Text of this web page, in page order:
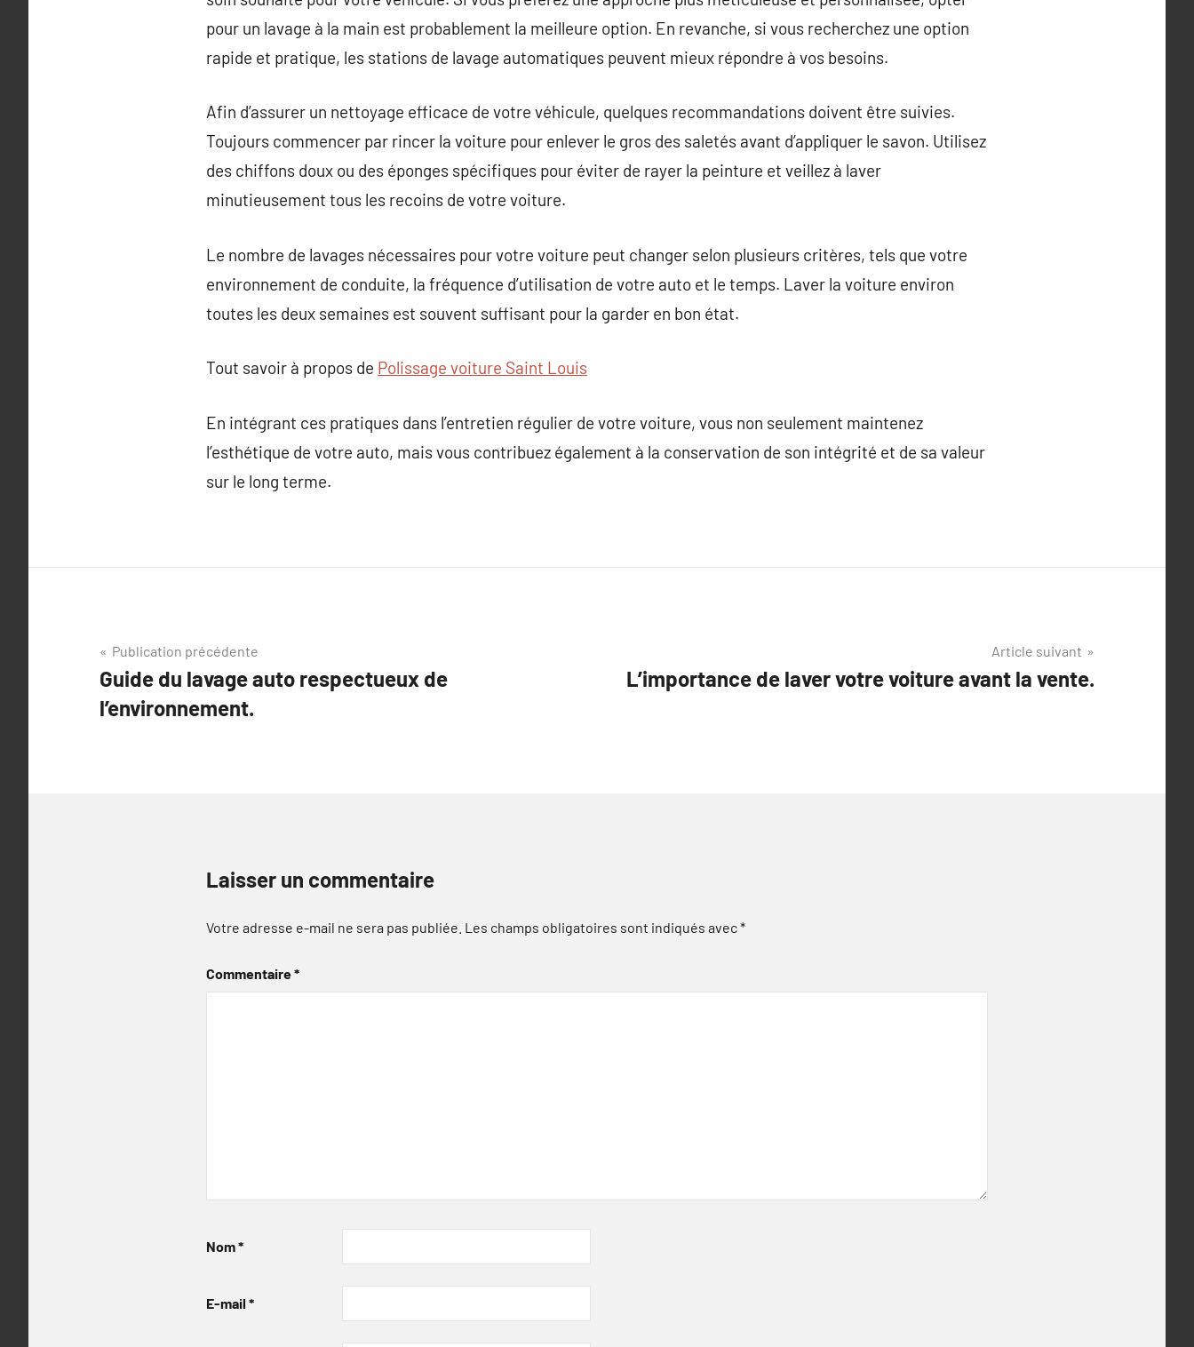
pour un lavage à la main est probablement la meilleure option. En revanche, si vous recherchez une option
rapide et pratique, les stations de lavage automatiques peuvent mieux répondre à vos besoins.
Afin d’assurer un nettoyage efficace de votre véhicule, quelques recommandations doivent être suivies.
Toujours commencer par rincer la voiture pour enlever le gros des saletés avant d’appliquer le savon. Utilisez
des chiffons doux ou des éponges spécifiques pour éviter de rayer la peinture et veillez à laver
minutieusement tous les recoins de votre voiture.
Le nombre de lavages nécessaires pour votre voiture peut changer selon plusieurs critères, tels que votre
environnement de conduite, la fréquence d’utilisation de votre auto et le temps. Laver la voiture environ
toutes les deux semaines est souvent suffisant pour la garder en bon état.
Tout savoir à propos de Polissage voiture Saint Louis
En intégrant ces pratiques dans l’entretien régulier de votre voiture, vous non seulement maintenez
l’esthétique de votre auto, mais vous contribuez également à la conservation de son intégrité et de sa valeur
sur le long terme.
Navigation
de
l’article
Publication précédente
Guide du lavage auto respectueux de
l’environnement.
Article suivant
L’importance de laver votre voiture avant la vente.
Laisser un commentaire
Votre adresse e-mail ne sera pas publiée. Les champs obligatoires sont indiqués avec*
Commentaire*
Nom*
E-mail *